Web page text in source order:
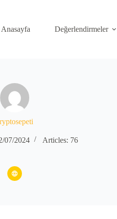
Anasayfa
Değerlendirmeler
07/2024 Articles: 76